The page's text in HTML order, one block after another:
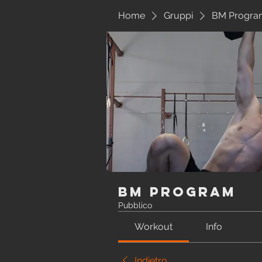
Home Gruppi BM
BM Program
Pubblico
Workout Info